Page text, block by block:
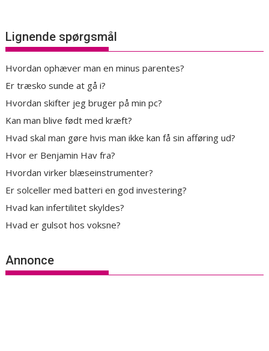
Lignende spørgsmål
Hvordan ophæver man en minus parentes?
Er træsko sunde at gå i?
Hvordan skifter jeg bruger på min pc?
Kan man blive født med kræft?
Hvad skal man gøre hvis man ikke kan få sin afføring ud?
Hvor er Benjamin Hav fra?
Hvordan virker blæseinstrumenter?
Er solceller med batteri en god investering?
Hvad kan infertilitet skyldes?
Hvad er gulsot hos voksne?
Annonce